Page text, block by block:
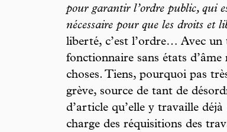
pour garantir l’ordre public, qui
nécessaire pour que les droits et
liberté, c’est l’ordre… Avec
fonctionnaire sans états
choses. Tiens, pourquoi pas
grève, source de tant de
d’article qu’elle y travaille
charge des réquisitions des